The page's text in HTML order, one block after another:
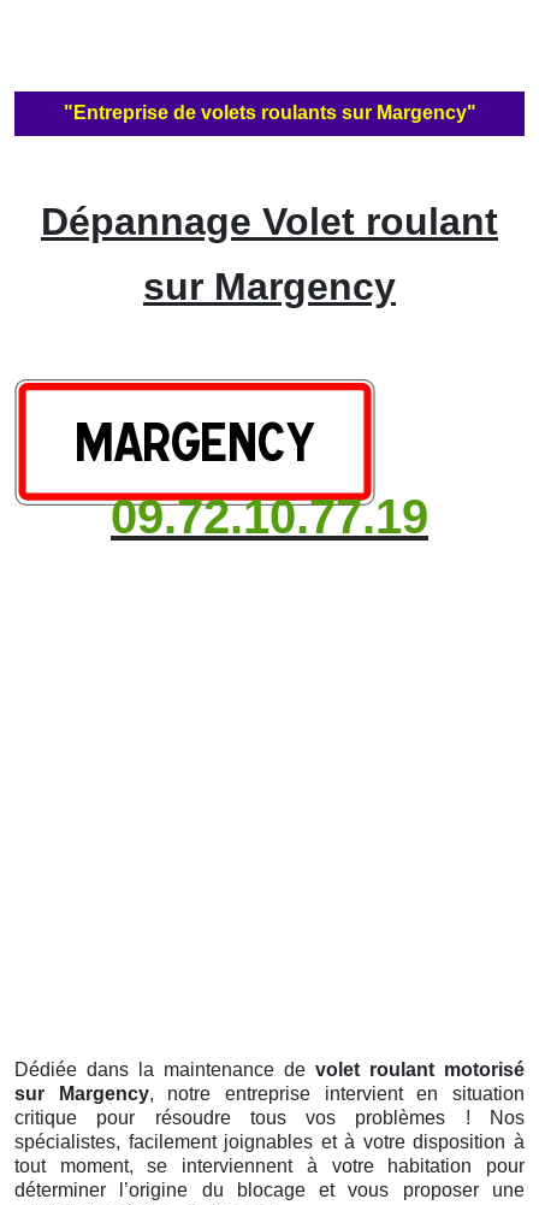
"Entreprise de volets roulants sur Margency"
Dépannage Volet roulant
sur Margency
09.72.10.77.19
Dédiée dans la maintenance de volet roulant motorisé
sur Margency, notre entreprise intervient en situation
critique pour résoudre tous vos problèmes ! Nos
spécialistes, facilement joignables et à votre disposition à
tout moment, se interviennent à votre habitation pour
déterminer l’origine du blocage et vous proposer une